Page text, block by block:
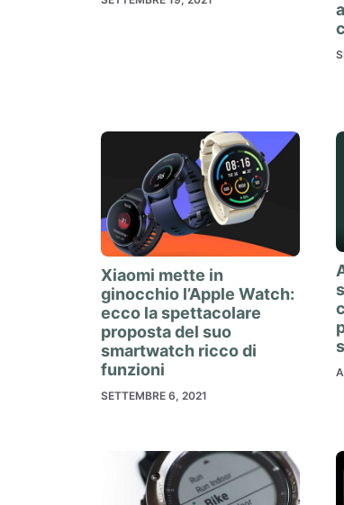
Xiaomi mette in
ginocchio l’Apple Watch:
ecco la spettacolare
proposta del suo
smartwatch ricco di
funzioni
SETTEMBRE 6, 2021